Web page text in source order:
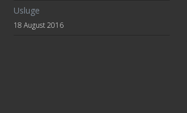
Usluge
18 August 2016